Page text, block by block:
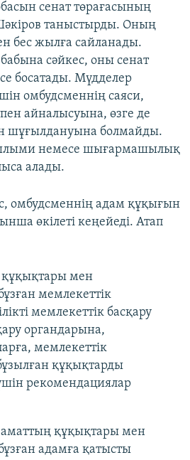
сенат төрағасының
таныстырды. Оның
бес жылға сайланады.
сәйкес, оны сенат
босатады. Мүдделер
омбудсменнің саяси,
айналысуына, өзге де
шұғылдануына болмайды.
немесе шығармашылық
алады.
омбудсменнің адам құқығын
өкілеті кеңейеді. Атап
құқықтары мен
мемлекеттік
мемлекеттік басқару
органдарына,
мемлекеттік
құқықтарды
рекомендациялар
құқықтары мен
адамға қатысты